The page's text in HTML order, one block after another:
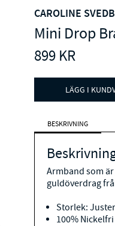
CAROLINE
Mini Drop
899KR
LÄGG I
BESKRIVNING
Armband som
guldöverdrag
Storlek:
100% Nickelfri